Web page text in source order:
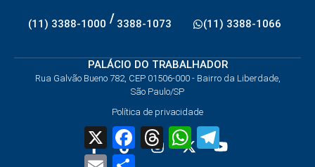
(11) 3388-1000 / 3388-1073 (11) 3388-1066
PALÁCIO DO TRABALHADOR
Rua Galvão Bueno 782, CEP 01506-000 - Bairro da Liberdade,
São Paulo/SP
Política de privacidade
X FacebookThreadsWhatsApp
Email